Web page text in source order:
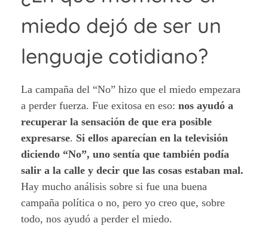
miedo dejó de ser un
lenguaje cotidiano?
La campaña del “No” hizo que el miedo empezara
a perder fuerza. Fue exitosa en eso: nos ayudó a
recuperar la sensación de que era posible
expresarse. Si ellos aparecían en la televisión
diciendo “No”, uno sentía que también podía
salir a la calle y decir que las cosas estaban mal.
Hay mucho análisis sobre si fue una buena
campaña política o no, pero yo creo que, sobre
todo, nos ayudó a perder el miedo.